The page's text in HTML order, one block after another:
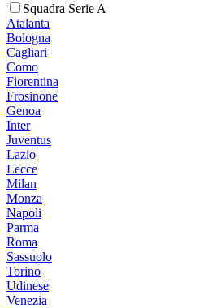
Squadra Serie A
Atalanta
Bologna
Cagliari
Como
Fiorentina
Frosinone
Genoa
Inter
Juventus
Lazio
Lecce
Milan
Monza
Napoli
Parma
Roma
Sassuolo
Torino
Udinese
Venezia